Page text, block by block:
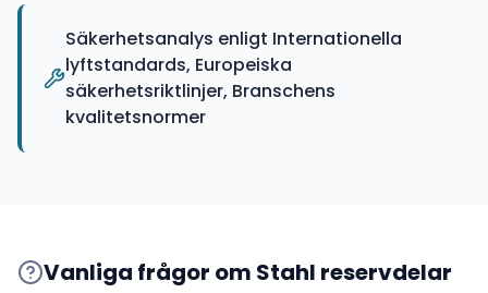
Säkerhetsanalys enligt Internationella
lyftstandards, Europeiska
säkerhetsriktlinjer, Branschens
kvalitetsnormer
Vanliga frågor om Stahl reservdelar